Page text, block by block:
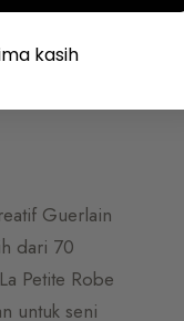
Guerlain
dari 70
Petite Robe
untuk seni
kasih